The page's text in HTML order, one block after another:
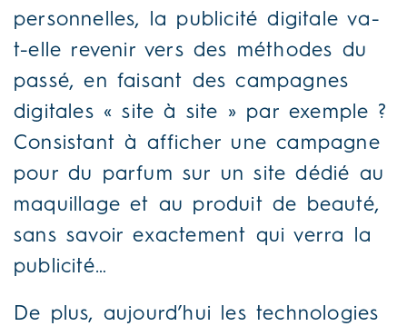
personnelles, la publicité digitale va-
t-elle revenir vers des méthodes du
passé, en faisant des campagnes
digitales « site à site » par exemple ?
Consistant à afficher une campagne
pour du parfum sur un site dédié au
maquillage et au produit de beauté,
sans savoir exactement qui verra la
publicité…
De plus, aujourd’hui les technologies